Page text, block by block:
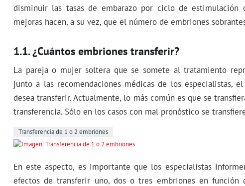
disminuir las tasas de embarazo por ciclo de estimulación
mejoras hacen, a su vez, que el número de embriones
¿Cuántos embriones transferir?
La pareja o mujer soltera que se somete al tratamiento
junto a las recomendaciones médicas de los especialistas,
desea transferir. Actualmente, lo más común es que se
transferencia. Sólo en los casos con mal pronóstico se
Transferencia de 1 o 2 embriones
En este aspecto, es importante que los especialistas
efectos de transferir uno, dos o tres embriones en función